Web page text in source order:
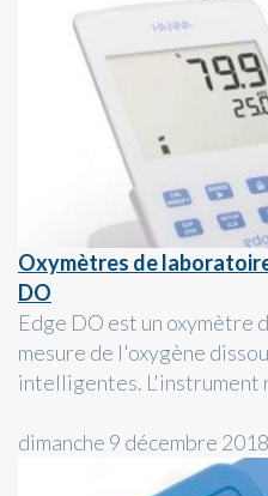
Oxymètres de
DO
Edge DO est un oxymètre
mesure de l'oxygène
intelligentes. L'instrument
dimanche 9 décembre 2018